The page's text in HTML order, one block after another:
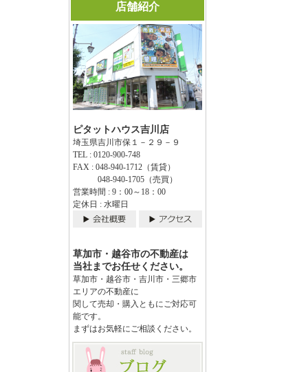
店舗紹介
ピタットハウス吉川店
埼玉県吉川市保１－２９－９
TEL : 0120-900-748
FAX : 048-940-1712（賃貸）
048-940-1705（売買）
営業時間 : 9：00～18：00
定休日 : 水曜日
草加市・越谷市の不動産は
当社までお任せください。
草加市・越谷市・吉川市・三郷市
エリアの不動産に
関して売却・購入ともにご対応可
能です。
まずはお気軽にご相談ください。